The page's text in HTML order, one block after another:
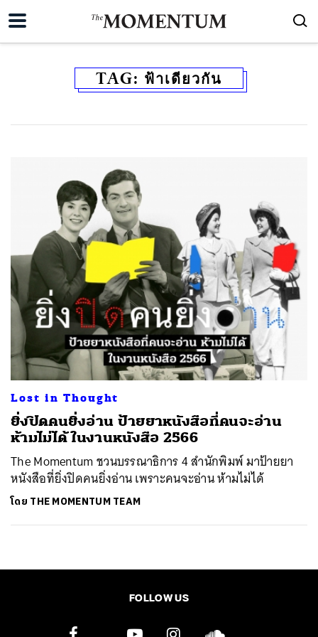
TAG: ฟ้าเดียวกัน
Lost in Thought
ยิ่งปิดคนยิ่งอ่าน ป้ายยาหนังสือที่คนจะอ่าน
ห้ามไม่ได้ ในงานหนังสือ 2566
The Momentum ชวนบรรณาธิการ 4 สำนักพิมพ์ มาป้ายยา
หนังสือที่ยิ่งปิดคนยิ่งอ่าน เพราะคนจะอ่าน ห้ามไม่ได้
โดย THE MOMENTUM TEAM
FOLLOW US
ค้นหา
SHARE TWEET LINE EMAIL